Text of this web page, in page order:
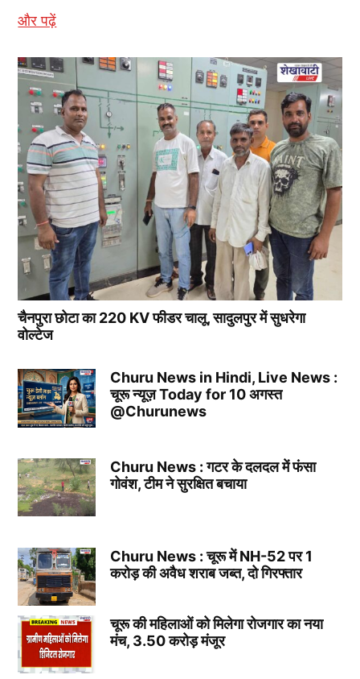
और पढ़ें
चैनपुरा छोटा का 220 KV फीडर चालू, सादुलपुर में सुधरेगा
वोल्टेज
Churu News in Hindi, Live News :
चूरू न्यूज़ Today for 10 अगस्त
@Churunews
Churu News : गटर के दलदल में फंसा
गोवंश, टीम ने सुरक्षित बचाया
Churu News : चूरू में NH-52 पर 1
करोड़ की अवैध शराब जब्त, दो गिरफ्तार
चूरू की महिलाओं को मिलेगा रोजगार का नया
मंच, 3.50 करोड़ मंजूर